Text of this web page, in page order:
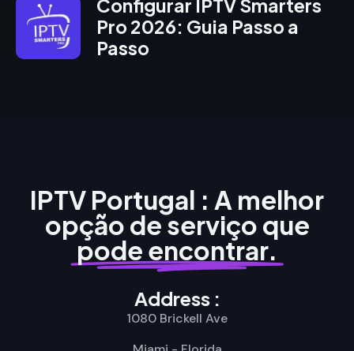
Configurar IPTV Smarters
Pro 2026: Guia Passo a
Passo
IPTV Portugal : A melhor
opção de serviço que
pode encontrar.
Address :
1080 Brickell Ave